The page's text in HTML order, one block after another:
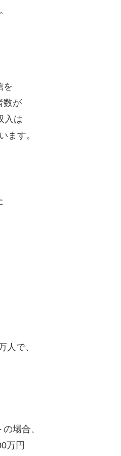
を
数が
入は
ます。
人で、
場合、
万円